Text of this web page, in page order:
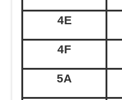
4E
4F
5A